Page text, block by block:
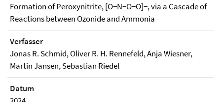
Formation of Peroxynitrite, [O−N−O−O]−, via a Cascade of
Reactions between Ozonide and Ammonia
Verfasser
Jonas R. Schmid, Oliver R. H. Rennefeld, Anja Wiesner,
Martin Jansen, Sebastian Riedel
Datum